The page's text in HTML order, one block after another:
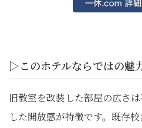
▷このホテルならではの魅
旧教室を改装した部屋の広さ
した開放感が特徴です。既存